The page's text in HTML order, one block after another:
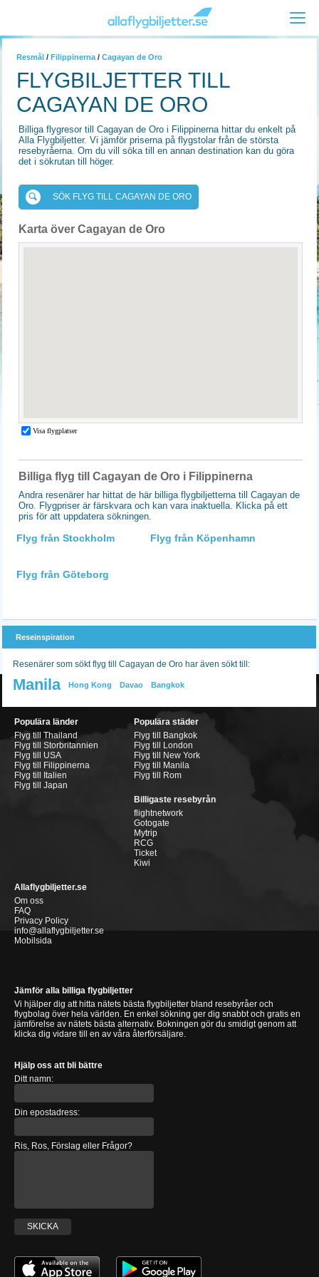
Resmål / Filippinerna / Cagayan de Oro
FLYGBILJETTER TILL
CAGAYAN DE ORO
Billiga flygresor till Cagayan de Oro i Filippinerna hittar du enkelt på
Alla Flygbiljetter. Vi jämför priserna på flygstolar från de största
resebyråerna. Om du vill söka till en annan destination kan du göra
det i sökrutan till höger.
SÖK FLYG TILL CAGAYAN DE ORO
Karta över Cagayan de Oro
Billiga flyg till Cagayan de Oro i Filippinerna
Andra resenärer har hittat de här billiga flygbiljetterna till Cagayan de
Oro. Flygpriser är färskvara och kan vara inaktuella. Klicka på ett
pris för att uppdatera sökningen.
Flyg från Stockholm Flyg från Köpenhamn
Flyg från Göteborg
Reseinspiration
Resenärer som sökt flyg till Cagayan de Oro har även sökt till:
Manila Hong Kong Davao Bangkok
Populära länder
Flyg till Thailand
Flyg till Storbritannien
Flyg till USA
Flyg till Filippinerna
Flyg till Italien
Flyg till Japan
Populära städer
Flyg till Bangkok
Flyg till London
Flyg till New York
Flyg till Manila
Flyg till Rom
Billigaste resebyrån
flightnetwork
Gotogate
Mytrip
RCG
Ticket
Kiwi
Allaflygbiljetter.se
Om oss
FAQ
Privacy Policy
info@allaflygbiljetter.se
Mobilsida
Jämför alla billiga flygbiljetter
Vi hjälper dig att hitta nätets bästa flygbiljetter bland resebyråer och
flygbolag över hela världen. En enkel sökning ger dig snabbt och gratis en
jämförelse av nätets bästa alternativ. Bokningen gör du smidigt genom att
klicka dig vidare till en av våra återförsäljare.
Hjälp oss att bli bättre
Ditt namn:
Din epostadress:
Ris, Ros, Förslag eller Frågor?
SKICKA